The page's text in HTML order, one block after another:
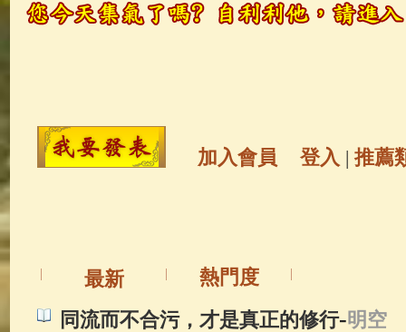
觀世音菩薩 (147) 聖救度佛母(
金山活佛
善財童子五十三參
加入會員 登入 | 推薦
最新
熱門度
同流而不合污，才是真正的修行-明空